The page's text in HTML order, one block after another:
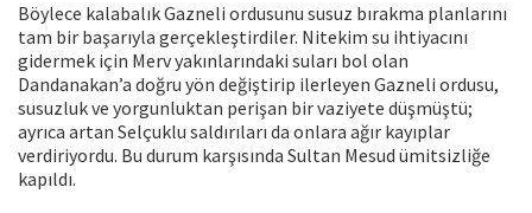
Böylece kalabalık Gazneli ordusunu susuz bırakma planlarını
tam bir başarıyla gerçekleştirdiler. Nitekim su ihtiyacını
gidermek için Merv yakınlarındaki suları bol olan
Dandanakan’a doğru yön değiştirip ilerleyen Gazneli ordusu,
susuzluk ve yorgunluktan perişan bir vaziyete düşmüştü;
ayrıca artan Selçuklu saldırıları da onlara ağır kayıplar
verdiriyordu. Bu durum karşısında Sultan Mesud ümitsizliğe
kapıldı.